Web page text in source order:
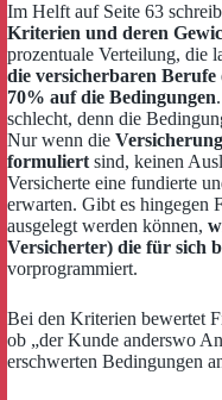
Im Helft auf Seite 63
Kriterien und deren
prozentuale Verteilung, die
die versicherbaren Berufe
70% auf die Bedingungen
schlecht, denn die
Nur wenn die
formuliert sind, keinen
Versicherte eine fundierte
erwarten. Gibt es hingegen
ausgelegt werden können,
Versicherter) die für sich
vorprogrammiert.
Bei den Kriterien bewertet
ob „der Kunde anderswo
erschwerten Bedingungen